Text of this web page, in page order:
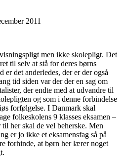
2011
men ikke skolepligt. Det
til selv at stå for deres børns
det anderledes, der er der også
tid siden var der der en sag om
der endte med at udvandre til
og som i denne forbindelse
forfølgelse. I Danmark skal
folkeskolens 9 klasses eksamen –
til her skal de vel beherske. Men
er jo ikke et eksamensfag så på
forhinde, at børn her lærer noget